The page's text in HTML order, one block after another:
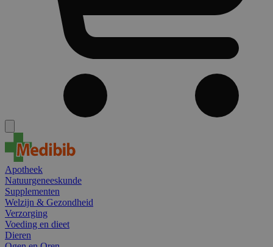
Apotheek
Natuurgeneeskunde
Supplementen
Welzijn & Gezondheid
Verzorging
Voeding en dieet
Dieren